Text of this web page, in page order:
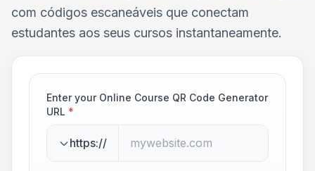
com códigos escaneáveis que conectam
estudantes aos seus cursos instantaneamente.
Enter your Online Course QR Code Generator
URL *
https://